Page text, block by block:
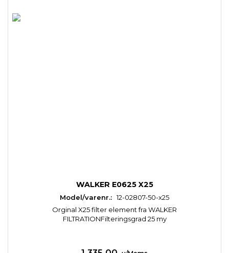
WALKER E0625 X25
Model/varenr.: 12-02807-50-x25
Orginal X25 filter element fra WALKER
FILTRATIONFilteringsgrad 25 my